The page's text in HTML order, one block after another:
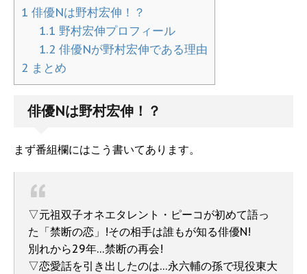
1 俳優Nは野村宏伸！？
1.1 野村宏伸プロフィール
1.2 俳優Nが野村宏伸である理由
2 まとめ
俳優Nは野村宏伸！？
まず番組欄にはこう書いてあります。
▽元祖双子オネエタレント・ピーコが初めて語っ
た「禁断の恋」!その相手は誰もが知る俳優N!
別れから29年…禁断の再会!
▽恋愛話を引き出したのは…永六輔の孫で現役東大